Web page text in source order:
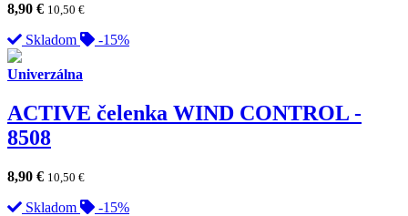
8,90 € 10,50 €
Skladom -15%
Univerzálna
ACTIVE čelenka WIND CONTROL -
8508
8,90 € 10,50 €
Skladom -15%